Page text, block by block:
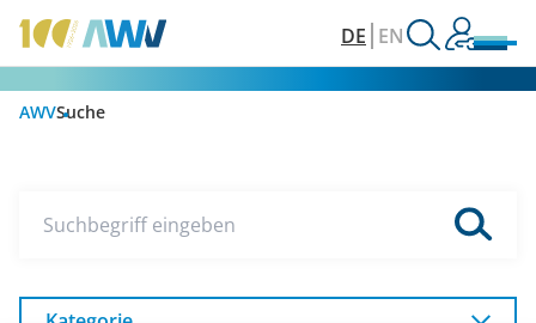
DE EN
AWVSuche
Suchbegriff eingeben